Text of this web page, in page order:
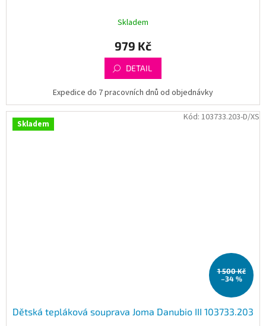
Skladem
979 Kč
DETAIL
Expedice do 7 pracovních dnů od objednávky
Skladem
1 500 Kč
–34 %
Dětská tepláková souprava Joma Danubio III 103733.203
Kód: 103733.203-D/XS